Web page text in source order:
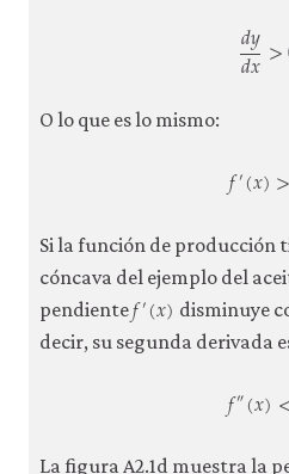
𝑑𝑦
𝑑𝑥>
dyd
O lo que es lo mismo:
𝑓′(𝑥)>
Si la función de producción
cóncava del ejemplo del
pendiente𝑓′(𝑥)
f′( ) disminuye
decir, su segunda derivada
𝑓″(𝑥)
La figura A2.1d muestra la